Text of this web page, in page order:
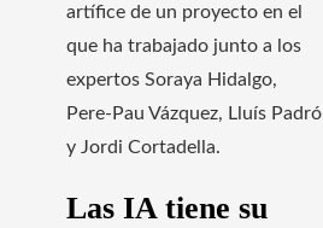
artífice de un proyecto en el
que ha trabajado junto a los
expertos Soraya Hidalgo,
Pere-Pau Vázquez, Lluís Padró
y Jordi Cortadella.
Las IA tiene su